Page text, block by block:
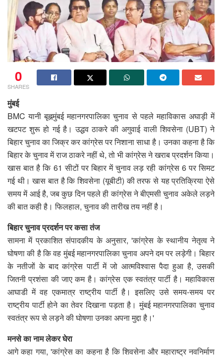
0
SHARES
मुंबई
BMC यानी बृह्नमुंबई महानगरपालिका चुनाव से पहले महाविकास अघाड़ी में
खटपट शुरू हो गई है। उद्धव ठाकरे की अगुवाई वाली शिवसेना (UBT) ने
बिहार चुनाव का जिक्र कर कांग्रेस पर निशाना साधा है। उनका कहना है कि
बिहार के चुनाव में राज ठाकरे नहीं थे, तो भी कांग्रेस ने खराब प्रदर्शन किया।
खास बात है कि 61 सीटों पर बिहार में चुनाव लड़ रही कांग्रेस 6 पर सिमट
गई थी। खास बात है कि शिवसेना (यूबीटी) की तरफ से यह प्रतिक्रिया ऐसे
समय में आई है, जब कुछ दिन पहले ही कांग्रेस ने बीएमसी चुनाव अकेले लड़ने
की बात कही है। फिलहाल, चुनाव की तारीख तय नहीं है।
बिहार चुनाव प्रदर्शन पर कसा तंज
सामना में प्रकाशित संपादकीय के अनुसार, 'कांग्रेस के स्थानीय नेतृत्व ने
घोषणा की है कि वह मुंबई महानगरपालिका चुनाव अपने दम पर लड़ेगी। बिहार
के नतीजों के बाद कांग्रेस पार्टी में जो आत्मविश्वास पैदा हुआ है, उसकी
जितनी प्रशंसा की जाए कम है। कांग्रेस एक स्वतंत्र पार्टी है। महाविकास
आघाडी में वह एकमात्र राष्ट्रीय पार्टी है। इसलिए उसे समय-समय पर
राष्ट्रीय पार्टी होने का तेवर दिखाना पड़ता है। मुंबई महानगरपालिका चुनाव
स्वतंत्र रूप से लड़ने की घोषणा उनका अपना मुद्दा है।'
मनसे का नाम लेकर घेरा
आगे कहा गया, 'कांग्रेस का कहना है कि शिवसेना और महाराष्ट्र नवनिर्माण